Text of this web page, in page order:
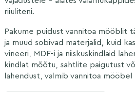
riiuliteni.
Pakume puidust vannitoa mööblit
ja muud sobivad materjalid, kuid
vineeri, MDF-i ja niiskuskindlaid
kindlat mõõtu, sahtlite paigutust
lahendust, valmib vannitoa mööbel